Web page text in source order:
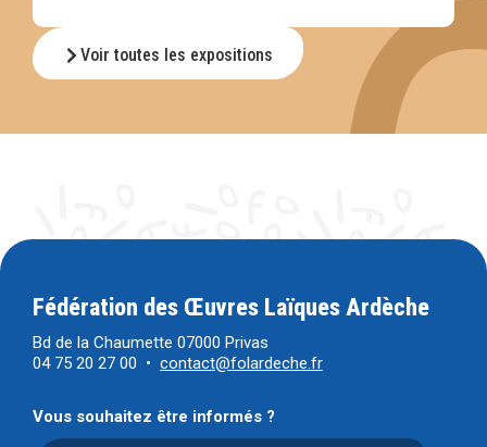
Voir toutes les expositions
Fédération des Œuvres Laïques Ardèche
Bd de la Chaumette 07000 Privas
04 75 20 27 00 • contact@folardeche.fr
Vous souhaitez être informés ?